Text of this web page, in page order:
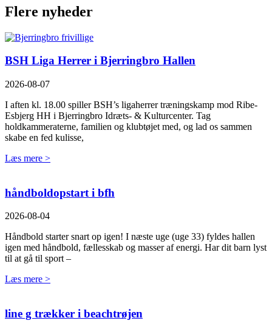
Flere nyheder
BSH Liga Herrer i Bjerringbro Hallen
2026-08-07
I aften kl. 18.00 spiller BSH’s ligaherrer træningskamp mod Ribe-
Esbjerg HH i Bjerringbro Idræts- & Kulturcenter. Tag
holdkammeraterne, familien og klubtøjet med, og lad os sammen
skabe en fed kulisse,
Læs mere >
håndboldopstart i bfh
2026-08-04
Håndbold starter snart op igen! I næste uge (uge 33) fyldes hallen
igen med håndbold, fællesskab og masser af energi. Har dit barn lyst
til at gå til sport –
Læs mere >
line g trækker i beachtrøjen